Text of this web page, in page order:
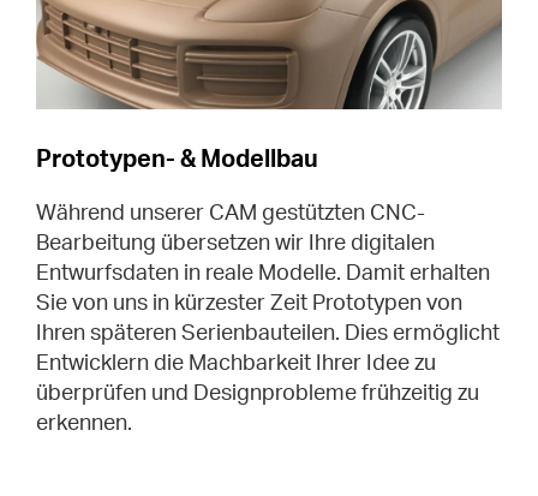
Prototypen- & Modellbau
Während unserer CAM gestützten CNC-
Bearbeitung übersetzen wir Ihre digitalen
Entwurfsdaten in reale Modelle. Damit erhalten
Sie von uns in kürzester Zeit Prototypen von
Ihren späteren Serienbauteilen. Dies ermöglicht
Entwicklern die Machbarkeit Ihrer Idee zu
überprüfen und Designprobleme frühzeitig zu
erkennen.